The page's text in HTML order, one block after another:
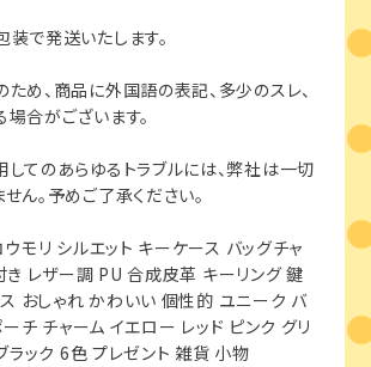
で発送いたします。
め、商品に外国語の表記、多少のスレ、
合がございます。
てのあらゆるトラブルには、弊社は一切
ん。予めご了承ください。
モリ シルエット キーケース バッグチャ
き レザー調 PU 合成皮革 キーリング 鍵
ス おしゃれ かわいい 個性的 ユニーク バ
チ チャーム イエロー レッド ピンク グリ
ラック 6色 プレゼント 雑貨 小物